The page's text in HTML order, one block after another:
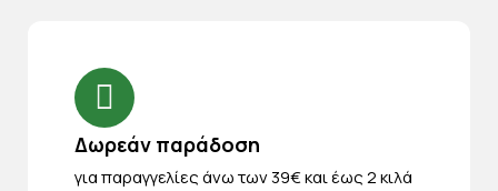
Δωρεάν παράδοση
για παραγγελίες άνω των 39€ και έως 2 κιλά